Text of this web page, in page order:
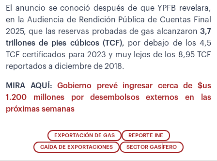
El anuncio se conoció después de que YPFB revelara,
en la Audiencia de Rendición Pública de Cuentas Final
2025, que las reservas probadas de gas alcanzaron 3,7
trillones de pies cúbicos (TCF), por debajo de los 4,5
TCF certificados para 2023 y muy lejos de los 8,95 TCF
reportados a diciembre de 2018.
MIRA AQUÍ:Gobierno prevé ingresar cerca de $us
1.200 millones por desembolsos externos en las
próximas semanas
EXPORTACIÓN DE GAS REPORTE INE
CAÍDA DE EXPORTACIONES SECTOR GASÍFERO